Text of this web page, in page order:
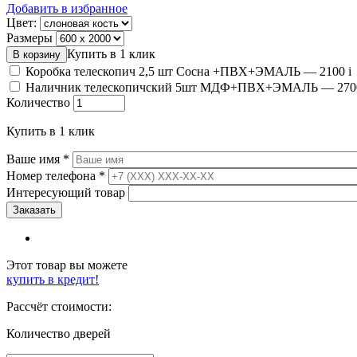
Добавить в избранное
Цвет:
Размеры
Купить в 1 клик
Коробка телескопич 2,5 шт Сосна +ПВХ+ЭМАЛЬ — 2100 i
Наличник телескопичский 5шт МДФ+ПВХ+ЭМАЛЬ —
Количество
Купить в 1 клик
Ваше имя *
Номер телефона *
Интересующий товар
Этот товар вы можете
купить в кредит!
Рассчёт стоимости:
Количество дверей